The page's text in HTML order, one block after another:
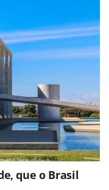
que o Brasil